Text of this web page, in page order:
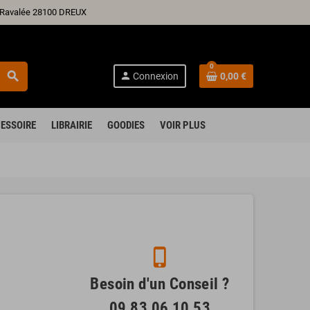
28100 DREUX
search person Connexion
0
0,00 €
LIBRAIRIE GOODIES VOIR PLUS
phone_iphone
Besoin d'un Conseil ?